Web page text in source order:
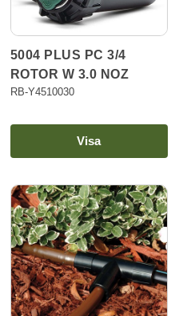
5004 PLUS PC 3/4
ROTOR W 3.0 NOZ
RB-Y4510030
Visa